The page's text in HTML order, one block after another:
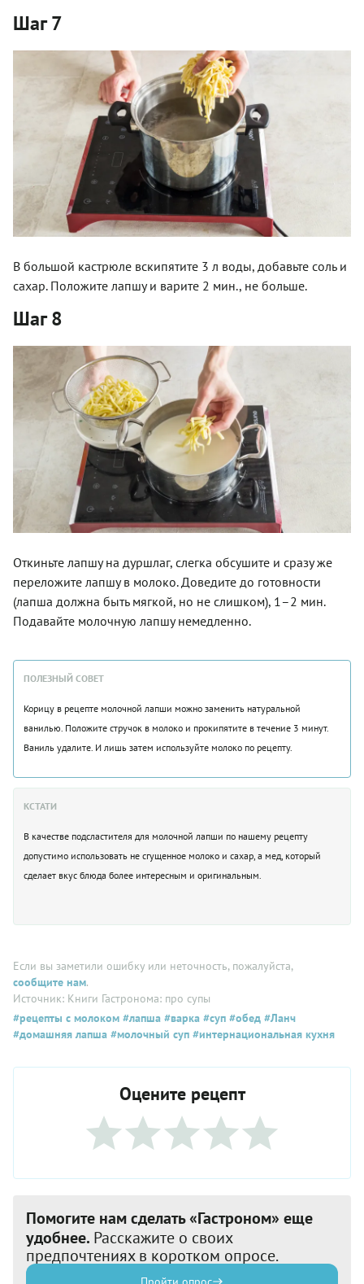
Шаг 7
В большой кастрюле вскипятите 3 л воды, добавьте соль и
сахар. Положите лапшу и варите 2 мин., не больше.
Шаг 8
Откиньте лапшу на дуршлаг, слегка обсушите и сразу же
переложите лапшу в молоко. Доведите до готовности
(лапша должна быть мягкой, но не слишком), 1–2 мин.
Подавайте молочную лапшу немедленно.
ПОЛЕЗНЫЙ СОВЕТ
Корицу в рецепте молочной лапши можно заменить натуральной
ванилью. Положите стручок в молоко и прокипятите в течение 3 минут.
Ваниль удалите. И лишь затем используйте молоко по рецепту.
КСТАТИ
В качестве подсластителя для молочной лапши по нашему рецепту
допустимо использовать не сгущенное молоко и сахар, а мед, который
сделает вкус блюда более интересным и оригинальным.
Если вы заметили ошибку или неточность, пожалуйста,
сообщите нам.
Источник: Книги Гастронома: про супы
#рецепты с молоком #лапша #варка #суп #обед #Ланч
#домашняя лапша #молочный суп #интернациональная кухня
Оцените рецепт
Помогите нам сделать «Гастроном» еще
удобнее. Расскажите о своих
предпочтениях в коротком опросе.